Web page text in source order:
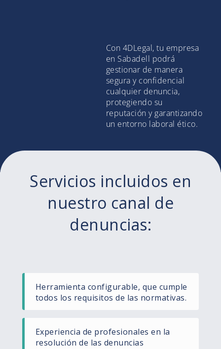
Con 4DLegal, tu empresa
en Sabadell podrá
gestionar de manera
segura y confidencial
cualquier denuncia,
protegiendo su
reputación y garantizando
un entorno laboral ético.
Servicios incluidos en
nuestro canal de
denuncias:
Herramienta configurable, que cumple
todos los requisitos de las normativas.
Experiencia de profesionales en la
resolución de las denuncias